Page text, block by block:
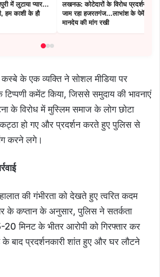
में लुटाया प्यार…
हम काशी के हौ
लखनऊ: कोटेदारों के विरोध प्रदर्शन से
जाम रहा हजरतगंज…लाभांश के पेमेंट,
मानदेय की मांग रखी
के एक व्यक्ति ने सोशल मीडिया पर
टिप्पणी कमेंट किया, जिससे समुदाय की भावनाएं
के विरोध में मुस्लिम समाज के लोग छोटा
हो गए और प्रदर्शन करते हुए पुलिस से
करने लगे।
की गंभीरता को देखते हुए त्वरित कदम
के कप्तान के अनुसार, पुलिस ने सतर्कता
मिनट के भीतर आरोपी को गिरफ्तार कर
के बाद प्रदर्शनकारी शांत हुए और घर लौटने